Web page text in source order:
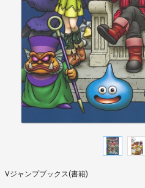
Vジャンプブックス(書籍)